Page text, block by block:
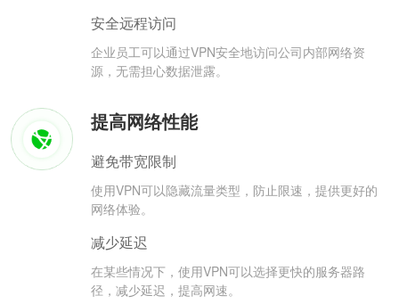
安全远程访问
企业员工可以通过VPN安全地访问公司内部网络资
源，无需担心数据泄露。
提高网络性能
避免带宽限制
使用VPN可以隐藏流量类型，防止限速，提供更好的
网络体验。
减少延迟
在某些情况下，使用VPN可以选择更快的服务器路
径，减少延迟，提高网速。